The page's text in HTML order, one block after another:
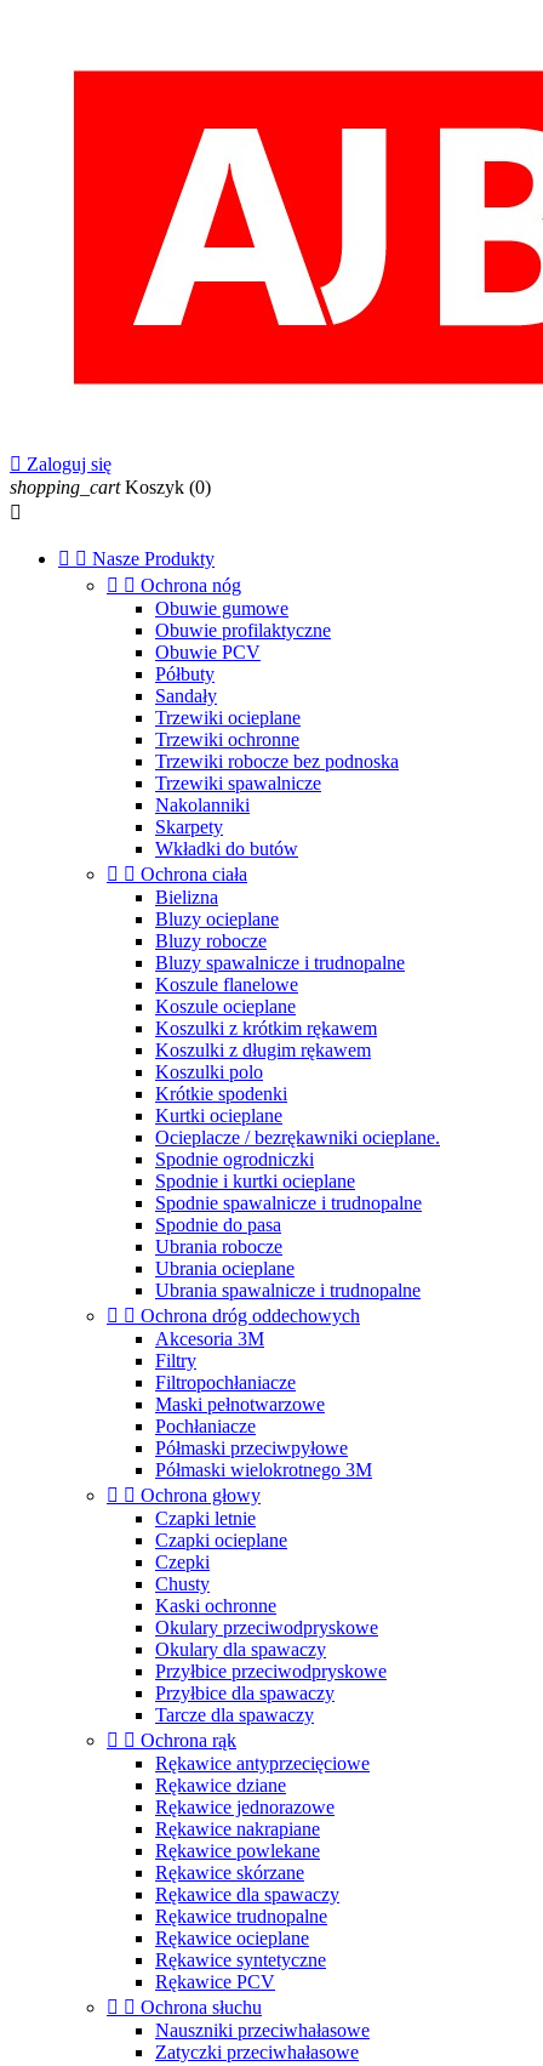
 Zaloguj się
shopping_cart Koszyk (0)

  Nasze Produkty
  Ochrona nóg
Obuwie gumowe
Obuwie profilaktyczne
Obuwie PCV
Półbuty
Sandały
Trzewiki ocieplane
Trzewiki ochronne
Trzewiki robocze bez podnoska
Trzewiki spawalnicze
Nakolanniki
Skarpety
Wkładki do butów
  Ochrona ciała
Bielizna
Bluzy ocieplane
Bluzy robocze
Bluzy spawalnicze i trudnopalne
Koszule flanelowe
Koszule ocieplane
Koszulki z krótkim rękawem
Koszulki z długim rękawem
Koszulki polo
Krótkie spodenki
Kurtki ocieplane
Ocieplacze / bezrękawniki ocieplane.
Spodnie ogrodniczki
Spodnie i kurtki ocieplane
Spodnie spawalnicze i trudnopalne
Spodnie do pasa
Ubrania robocze
Ubrania ocieplane
Ubrania spawalnicze i trudnopalne
  Ochrona dróg oddechowych
Akcesoria 3M
Filtry
Filtropochłaniacze
Maski pełnotwarzowe
Pochłaniacze
Półmaski przeciwpyłowe
Półmaski wielokrotnego 3M
  Ochrona głowy
Czapki letnie
Czapki ocieplane
Czepki
Chusty
Kaski ochronne
Okulary przeciwodpryskowe
Okulary dla spawaczy
Przyłbice przeciwodpryskowe
Przyłbice dla spawaczy
Tarcze dla spawaczy
  Ochrona rąk
Rękawice antyprzecięciowe
Rękawice dziane
Rękawice jednorazowe
Rękawice nakrapiane
Rękawice powlekane
Rękawice skórzane
Rękawice dla spawaczy
Rękawice trudnopalne
Rękawice ocieplane
Rękawice syntetyczne
Rękawice PCV
  Ochrona słuchu
Nauszniki przeciwhałasowe
Zatyczki przeciwhałasowe